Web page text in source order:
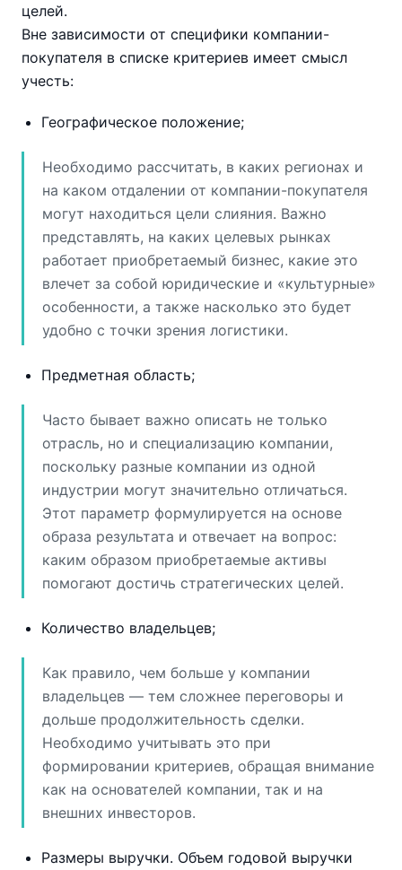
целей.
Вне зависимости от специфики компании-
покупателя в списке критериев имеет смысл
учесть:
Географическое положение;
Необходимо рассчитать, в каких регионах и
на каком отдалении от компании-покупателя
могут находиться цели слияния. Важно
представлять, на каких целевых рынках
работает приобретаемый бизнес, какие это
влечет за собой юридические и «культурные»
особенности, а также насколько это будет
удобно с точки зрения логистики.
Предметная область;
Часто бывает важно описать не только
отрасль, но и специализацию компании,
поскольку разные компании из одной
индустрии могут значительно отличаться.
Этот параметр формулируется на основе
образа результата и отвечает на вопрос:
каким образом приобретаемые активы
помогают достичь стратегических целей.
Количество владельцев;
Как правило, чем больше у компании
владельцев — тем сложнее переговоры и
дольше продолжительность сделки.
Необходимо учитывать это при
формировании критериев, обращая внимание
как на основателей компании, так и на
внешних инвесторов.
Размеры выручки. Объем годовой выручки